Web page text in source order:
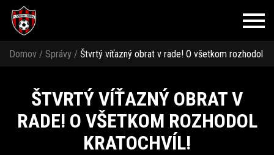
Domov / Správy / Štvrtý víťazný obrat v rade! O všetkom rozhodol
ŠTVRTÝ VÍŤAZNÝ OBRAT V
RADE! O VŠETKOM ROZHODOL
KRATOCHVÍL!